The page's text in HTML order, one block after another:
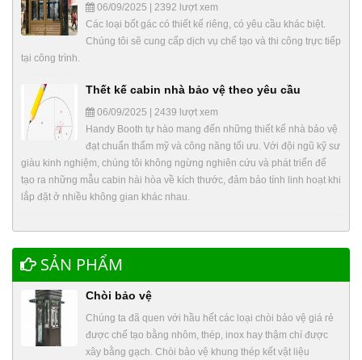
06/09/2025 | 2392 lượt xem
Các loại bốt gác có thiết kế riêng, có yêu cầu khác biệt.
Chúng tôi sẽ cung cấp dịch vụ chế tạo và thi công trực tiếp
tại công trình.
Thết kế cabin nhà bảo vệ theo yêu cầu
06/09/2025 | 2439 lượt xem
Handy Booth tự hào mang đến những thiết kế nhà bảo vệ
đạt chuẩn thẩm mỹ và công năng tối ưu. Với đội ngũ kỹ sư
giàu kinh nghiệm, chúng tôi không ngừng nghiên cứu và phát triển để
tạo ra những mẫu cabin hài hòa về kích thước, đảm bảo tính linh hoạt khi
lắp đặt ở nhiều không gian khác nhau.
SẢN PHẨM
Chòi bảo vệ
Chúng ta đã quen với hầu hết các loại chòi bảo vệ giá rẻ
được chế tạo bằng nhôm, thép, inox hay thậm chí được
xây bằng gạch. Chòi bảo vệ khung thép kết vật liệu